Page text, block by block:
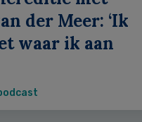
der Meer: ‘Ik
waar ik aan